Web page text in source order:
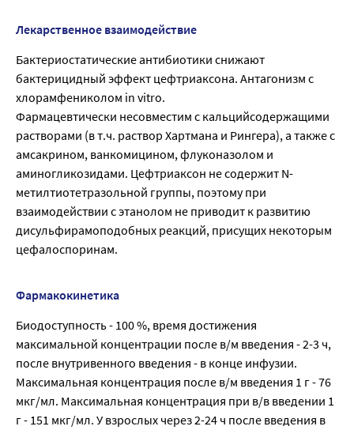
Лекарственное взаимодействие
Бактериостатические антибиотики снижают
бактерицидный эффект цефтриаксона. Антагонизм с
хлорамфениколом in vitro.
Фармацевтически несовместим с кальцийсодержащими
растворами (в т.ч. раствор Хартмана и Рингера), а также с
амсакрином, ванкомицином, флуконазолом и
аминогликозидами. Цефтриаксон не содержит N-
метилтиотетразольной группы, поэтому при
взаимодействии с этанолом не приводит к развитию
дисульфирамоподобных реакций, присущих некоторым
цефалоспоринам.
Фармакокинетика
Биодоступность - 100 %, время достижения
максимальной концентрации после в/м введения - 2-3 ч,
после внутривенного введения - в конце инфузии.
Максимальная концентрация после в/м введения 1 г - 76
мкг/мл. Максимальная концентрация при в/в введении 1
г - 151 мкг/мл. У взрослых через 2-24 ч после введения в